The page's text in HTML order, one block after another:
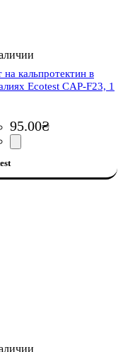
на кальпротектин в
Ecotest CAP-F23, 1
95.00₴